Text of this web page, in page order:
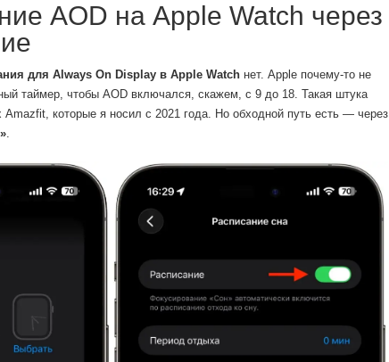
AOD на Apple Watch через
для Always On Display в Apple Watchнет. Apple почему-то не
таймер, чтобы AOD включался, скажем, с 9 до 18. Такая штука
Amazfit, которые я носил с 2021 года. Но обходной путь есть — через
.